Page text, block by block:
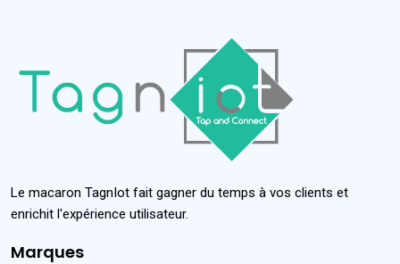
Le macaron TagnIot fait gagner du temps à vos clients et
enrichit l'expérience utilisateur.
Marques